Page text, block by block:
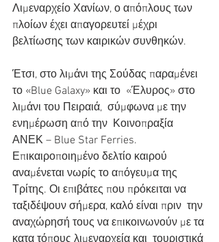
Λιμεναρχείο Χανίων, ο απόπλους των
πλοίων έχει απαγορευτεί μέχρι
βελτίωσης των καιρικών συνθηκών.
Έτσι, στο λιμάνι της Σούδας παραμένει
το «Blue Galaxy» και το  «Έλυρος» στο
λιμάνι του Πειραιά,  σύμφωνα με την
ενημέρωση από την  Κοινοπραξία
ΑΝΕΚ – Blue Star Ferries.
Επικαιροποιημένο δελτίο καιρού
αναμένεται νωρίς το απόγευμα της
Τρίτης. Οι επιβάτες που πρόκειται να
ταξιδέψουν σήμερα, καλό είναι πριν  την
αναχώρησή τους να επικοινωνούν με τα
κατα τόπους λιμεναρχεία και  τουριστικά